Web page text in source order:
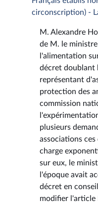
circonscription) -
M. Alexandre
de M. le
l'alimentation
décret doublant
représentant
protection des
commission
plusieurs
associations ces
charge
sur eux, le
l'époque avait
décret en
modifier l'article